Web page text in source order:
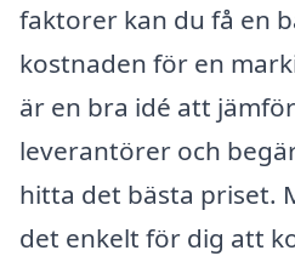
faktorer kan du få en
kostnaden för en
är en bra idé att
leverantörer och
hitta det bästa priset.
det enkelt för dig att